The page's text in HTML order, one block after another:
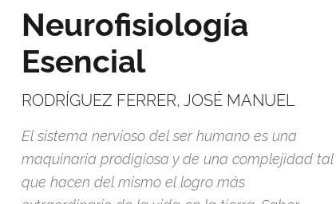
Neurofisiología
Esencial
RODRÍGUEZ FERRER, JOSÉ MANUEL
El sistema nervioso del ser humano es una
maquinaria prodigiosa y de una complejidad tal
que hacen del mismo el logro más